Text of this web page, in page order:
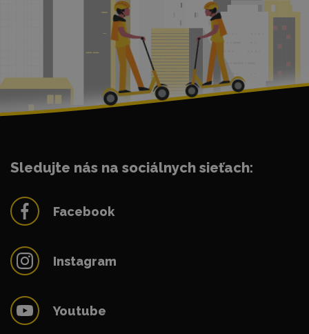
Sledujte nás na sociálnych sieťach:
Facebook
Instagram
Youtube